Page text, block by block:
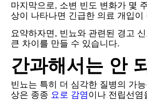
마지막으로, 소변 빈도 변화가 몇
상이 나타나면 긴급한 의료 개입이
요약하자면, 빈뇨와 관련된 경고
큰 차이를 만들 수 있습니다.
간과해서는 안
빈뇨는 특히 더 심각한 질병의 가
상은 종종 요로 감염이나 전립선염